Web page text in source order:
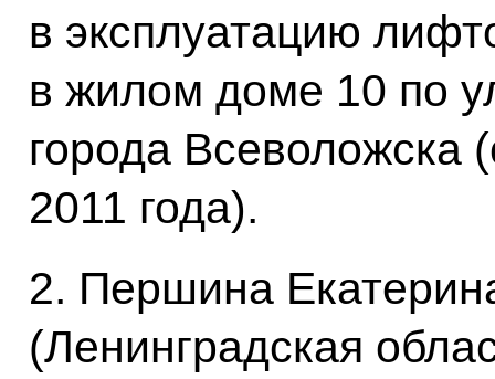
в эксплуатацию
в жилом доме 10 по
города Всеволожска
2011 года).
2. Першина
(Ленинградская